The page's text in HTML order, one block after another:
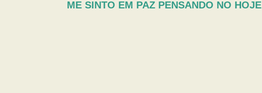
ME SINTO EM PAZ PENSANDO NO HOJE